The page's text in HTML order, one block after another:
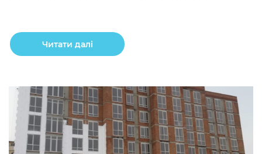
фундаментів – 85% 6.Цегляна кладка – 25%
7.Внутрішні інженерні мережі: -Влаштування
Читати далі